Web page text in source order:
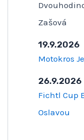
Zašová
19.9.2026
Motokros
26.9.2026
Fichtl Cup
Oslavou